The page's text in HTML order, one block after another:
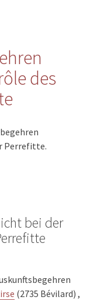
des
Perrefitte.
bei der
(2735 Bévilard) ,